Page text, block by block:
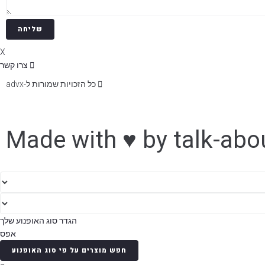
שליחה
X
צרו קשר
כל הזכויות שמורות ל-advx
Made with ♥️ by talk-
הגדר סוג האופנוע שלך
אפס
חפש מוצרים על פי סוג האופנוע